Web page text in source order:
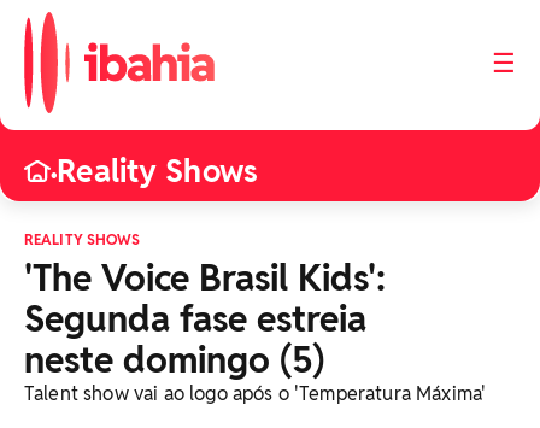
☰
•Reality Shows
REALITY SHOWS
'The Voice Brasil Kids':
Segunda fase estreia
neste domingo (5)
Talent show vai ao logo após o 'Temperatura Máxima'